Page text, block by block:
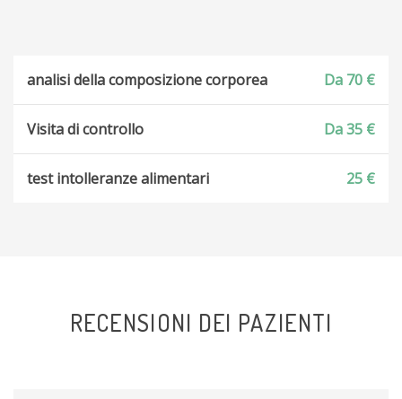
analisi della composizione corporea Da 70 €
Visita di controllo Da 35 €
test intolleranze alimentari 25 €
RECENSIONI DEI PAZIENTI